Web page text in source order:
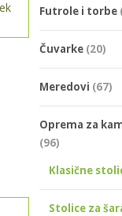
Futrole i torbe
Čuvarke (20)
Meredovi (67)
Oprema za
(96)
Klasične
Stolice za